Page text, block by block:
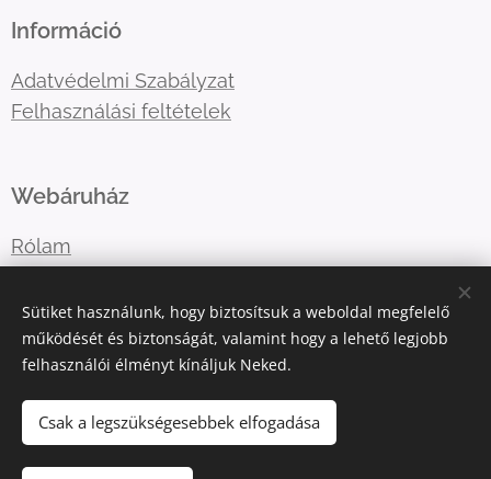
Információ
Adatvédelmi Szabályzat
Felhasználási feltételek
Webáruház
Rólam
E-mail: katart.elmenyfestes@gmail.com
Telefonszám:
Sütiket használunk, hogy biztosítsuk a weboldal megfelelő
működését és biztonságát, valamint hogy a lehető legjobb
felhasználói élményt kínáljuk Neked.
Csak a legszükségesebbek elfogadása